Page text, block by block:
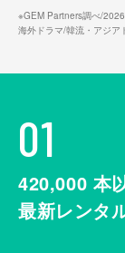
※GEM Partners調べ/
海外ドラマ/韓流・アジア
01
420,000 本
最新レンタ